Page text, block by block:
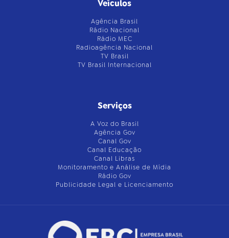
Veículos
Agência Brasil
Rádio Nacional
Rádio MEC
Radioagência Nacional
TV Brasil
TV Brasil Internacional
Serviços
A Voz do Brasil
Agência Gov
Canal Gov
Canal Educação
Canal Libras
Monitoramento e Análise de Mídia
Rádio Gov
Publicidade Legal e Licenciamento